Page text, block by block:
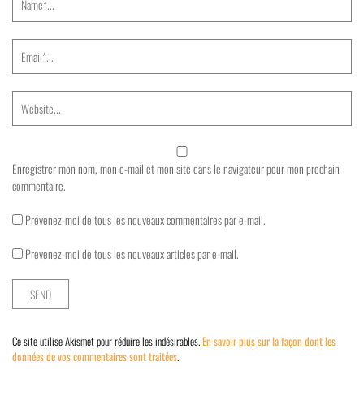
Enregistrer mon nom, mon e-mail et mon site dans le navigateur pour mon prochain
commentaire.
Prévenez-moi de tous les nouveaux commentaires par e-mail.
Prévenez-moi de tous les nouveaux articles par e-mail.
Ce site utilise Akismet pour réduire les indésirables.En savoir plus sur la façon dont les
données de vos commentaires sont traitées.